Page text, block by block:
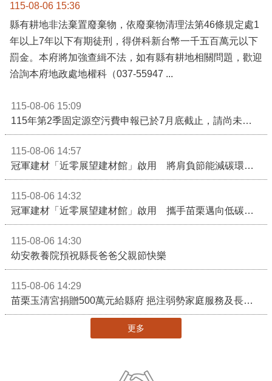
115-08-06 15:36
縣有耕地非法棄置廢棄物，依廢棄物清理法第46條規定處1
年以上7年以下有期徒刑，得併科新台幣一千五百萬元以下
罰金。本府將加強查緝不法，如有縣有耕地相關問題，歡迎
洽詢本府地政處地權科（037-55947 ...
115-08-06 15:09
115年第2季固定源空污費申報已於7月底截止，請尚未申報公私場所儘速完成申繳，以免面臨滯納金及罰鍰!
115-08-06 14:57
冠軍建材「近零展望建材館」啟用 將肩負節能減碳環境教育重任
115-08-06 14:32
冠軍建材「近零展望建材館」啟用 攜手苗栗邁向低碳建築新未來
115-08-06 14:30
幼安教養院預祝縣長爸爸父親節快樂
115-08-06 14:29
苗栗玉清宮捐贈500萬元給縣府 挹注弱勢家庭服務及長照醫療資源
更多